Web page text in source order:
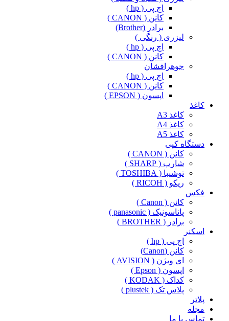
اچ پی ( hp )
کانن ( CANON )
برادر (Brother)
لیزری ( رنگی )
اچ پی ( hp )
کانن ( CANON )
جوهرافشان
اچ پی ( hp )
کانن ( CANON )
اپسون ( EPSON )
کاغذ
کاغذ A3
کاغذ A4
کاغذ A5
دستگاه کپی
کانن ( CANON )
شارپ ( SHARP )
توشیبا ( TOSHIBA )
ریکو ( RICOH )
فکس
کانن ( Canon )
پاناسونیک ( panasonic )
برادر ( BROTHER )
اسکنر
اچ پی ( hp )
کانن (Canon)
ای ویژن ( AVISION )
اپسون ( Epson )
کداک ( KODAK )
پلاس تک ( plustek )
پلاتر
مجله
تماس با ما